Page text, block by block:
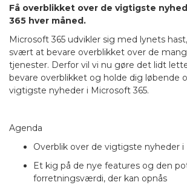
Få overblikket over de vigtigste
365 hver måned.
Microsoft 365 udvikler sig med lynets
svært at bevare overblikket over de
tjenester. Derfor vil vi nu gøre det lidt
bevare overblikket og holde dig løbende
vigtigste nyheder i Microsoft 365.
Agenda
Overblik over de vigtigste nyheder i
Et kig på de nye features og den
forretningsværdi, der kan opnås